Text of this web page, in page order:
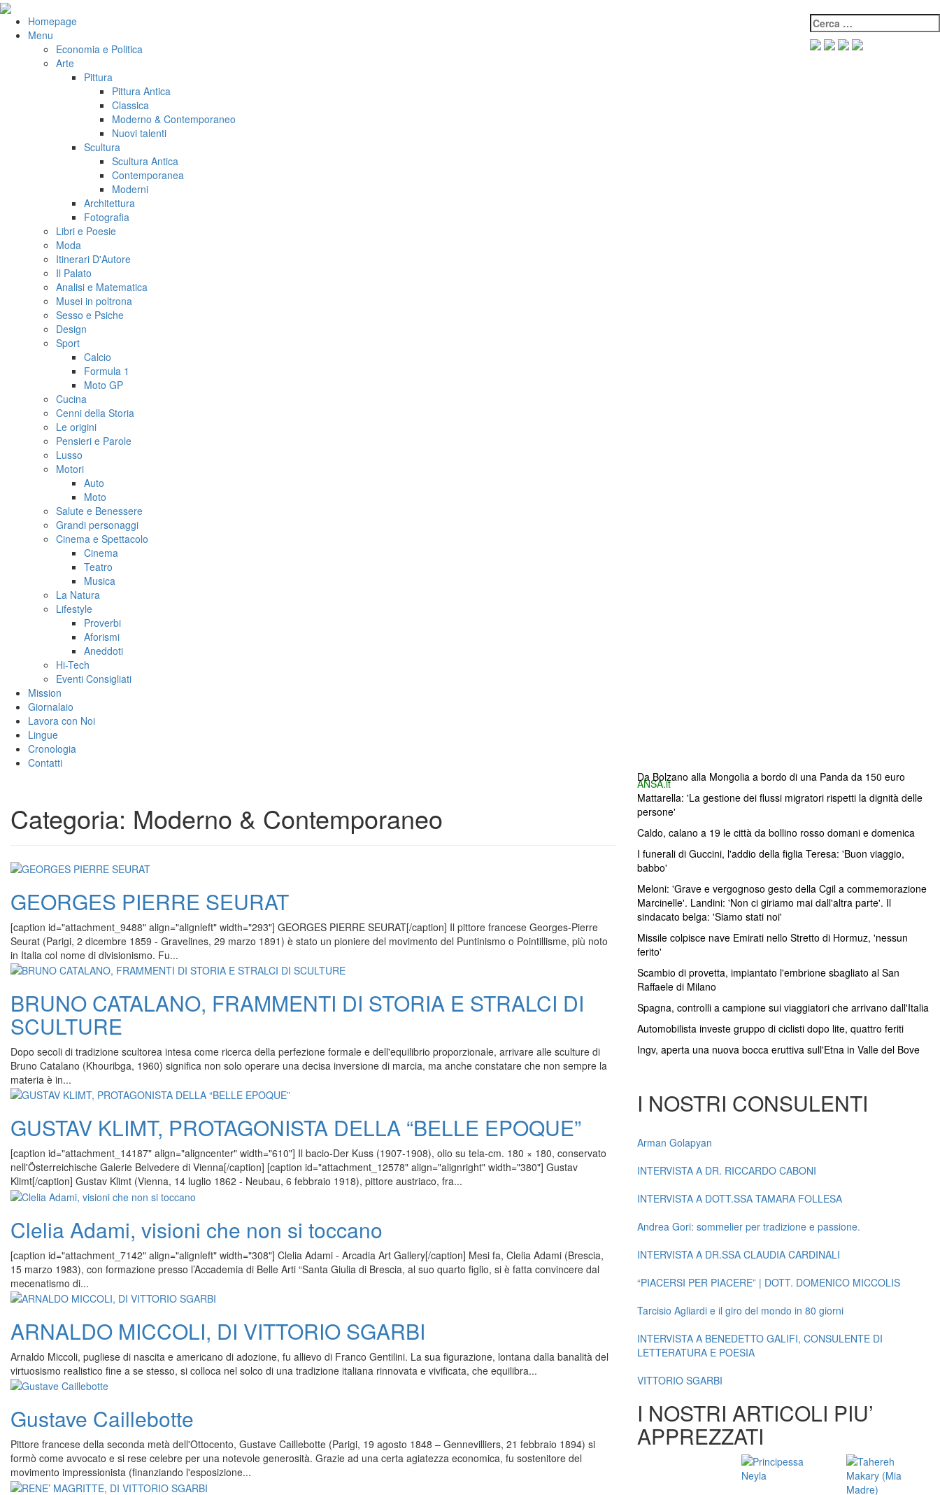
Salta
contenuto
VeniVidiVici Cerca:
Homepage
Menu
Economia e Politica
Arte
Pittura
Pittura Antica
Classica
Moderno & Contemporaneo
Nuovi talenti
Scultura
Scultura Antica
Contemporanea
Moderni
Architettura
Fotografia
Libri e Poesie
Moda
Itinerari D'Autore
Il Palato
Analisi e Matematica
Musei in poltrona
Sesso e Psiche
Design
Sport
Calcio
Formula 1
Moto GP
Cucina
Cenni della Storia
Le origini
Pensieri e Parole
Lusso
Motori
Auto
Moto
Salute e Benessere
Grandi personaggi
Cinema e Spettacolo
Cinema
Teatro
Musica
La Natura
Lifestyle
Proverbi
Aforismi
Aneddoti
Hi-Tech
Eventi Consigliati
Mission
Giornalaio
Lavora con Noi
Lingue
Cronologia
Contatti
Categoria: Moderno & Contemporaneo
GEORGES PIERRE SEURAT
[caption id="attachment_9488" align="alignleft" width="293"] GEORGES PIERRE SEURAT[/caption] Il pittore francese Georges-Pierre
Seurat (Parigi, 2 dicembre 1859 - Gravelines, 29 marzo 1891) è stato un pioniere del movimento del Puntinismo o Pointillisme, più noto
in Italia col nome di divisionismo. Fu...
BRUNO CATALANO, FRAMMENTI DI STORIA E STRALCI DI
SCULTURE
Dopo secoli di tradizione scultorea intesa come ricerca della perfezione formale e dell'equilibrio proporzionale, arrivare alle sculture di
Bruno Catalano (Khouribga, 1960) significa non solo operare una decisa inversione di marcia, ma anche constatare che non sempre la
materia è in...
GUSTAV KLIMT, PROTAGONISTA DELLA “BELLE EPOQUE”
[caption id="attachment_14187" align="aligncenter" width="610"] Il bacio-Der Kuss (1907-1908), olio su tela-cm. 180 × 180, conservato
nell'Österreichische Galerie Belvedere di Vienna[/caption] [caption id="attachment_12578" align="alignright" width="380"] Gustav
Klimt[/caption] Gustav Klimt (Vienna, 14 luglio 1862 - Neubau, 6 febbraio 1918), pittore austriaco, fra...
Clelia Adami, visioni che non si toccano
[caption id="attachment_7142" align="alignleft" width="308"] Clelia Adami - Arcadia Art Gallery[/caption] Mesi fa, Clelia Adami (Brescia,
15 marzo 1983), con formazione presso l’Accademia di Belle Arti “Santa Giulia di Brescia, al suo quarto figlio, si è fatta convincere dal
mecenatismo di...
ARNALDO MICCOLI, DI VITTORIO SGARBI
Arnaldo Miccoli, pugliese di nascita e americano di adozione, fu allievo di Franco Gentilini. La sua figurazione, lontana dalla banalità del
virtuosismo realistico fine a se stesso, si colloca nel solco di una tradizione italiana rinnovata e vivificata, che equilibra...
Gustave Caillebotte
Pittore francese della seconda metà dell'Ottocento, Gustave Caillebotte (Parigi, 19 agosto 1848 – Gennevilliers, 21 febbraio 1894) si
formò come avvocato e si rese celebre per una notevole generosità. Grazie ad una certa agiatezza economica, fu sostenitore del
movimento impressionista (finanziando l'esposizione...
ANSA.it
Da Bolzano alla Mongolia a bordo di una Panda da 150 euro
Mattarella: 'La gestione dei flussi migratori rispetti la dignità delle
persone'
Caldo, calano a 19 le città da bollino rosso domani e domenica
I funerali di Guccini, l'addio della figlia Teresa: 'Buon viaggio,
babbo'
Meloni: 'Grave e vergognoso gesto della Cgil a commemorazione
Marcinelle'. Landini: 'Non ci giriamo mai dall'altra parte'. Il
sindacato belga: 'Siamo stati noi'
Missile colpisce nave Emirati nello Stretto di Hormuz, 'nessun
ferito'
Scambio di provetta, impiantato l'embrione sbagliato al San
Raffaele di Milano
Spagna, controlli a campione sui viaggiatori che arrivano dall'Italia
Automobilista investe gruppo di ciclisti dopo lite, quattro feriti
Ingv, aperta una nuova bocca eruttiva sull'Etna in Valle del Bove
I NOSTRI CONSULENTI
Arman Golapyan
INTERVISTA A DR. RICCARDO CABONI
INTERVISTA A DOTT.SSA TAMARA FOLLESA
Andrea Gori: sommelier per tradizione e passione.
INTERVISTA A DR.SSA CLAUDIA CARDINALI
“PIACERSI PER PIACERE” | DOTT. DOMENICO MICCOLIS
Tarcisio Agliardi e il giro del mondo in 80 giorni
INTERVISTA A BENEDETTO GALIFI, CONSULENTE DI
LETTERATURA E POESIA
VITTORIO SGARBI
I NOSTRI ARTICOLI PIU’
APPREZZATI